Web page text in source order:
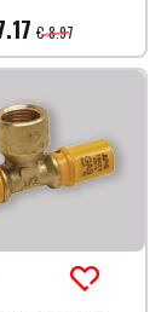
€ 8.97
al carrello